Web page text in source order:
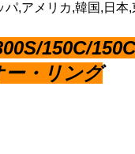
,アメリカ,韓国,日
150C/
・リング